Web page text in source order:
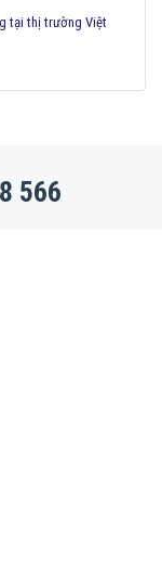
tại thị trường Việt
566